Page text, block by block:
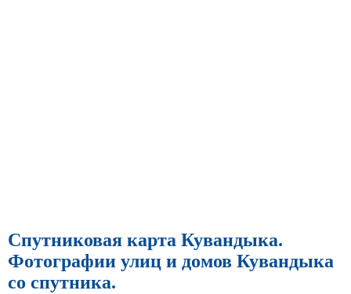
Спутниковая карта Кувандыка.
Фотографии улиц и домов Кувандыка
со спутника.